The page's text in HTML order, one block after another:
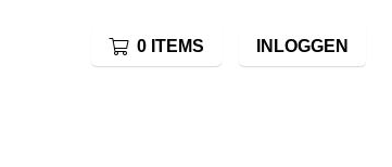
0 ITEMS INLOGGEN